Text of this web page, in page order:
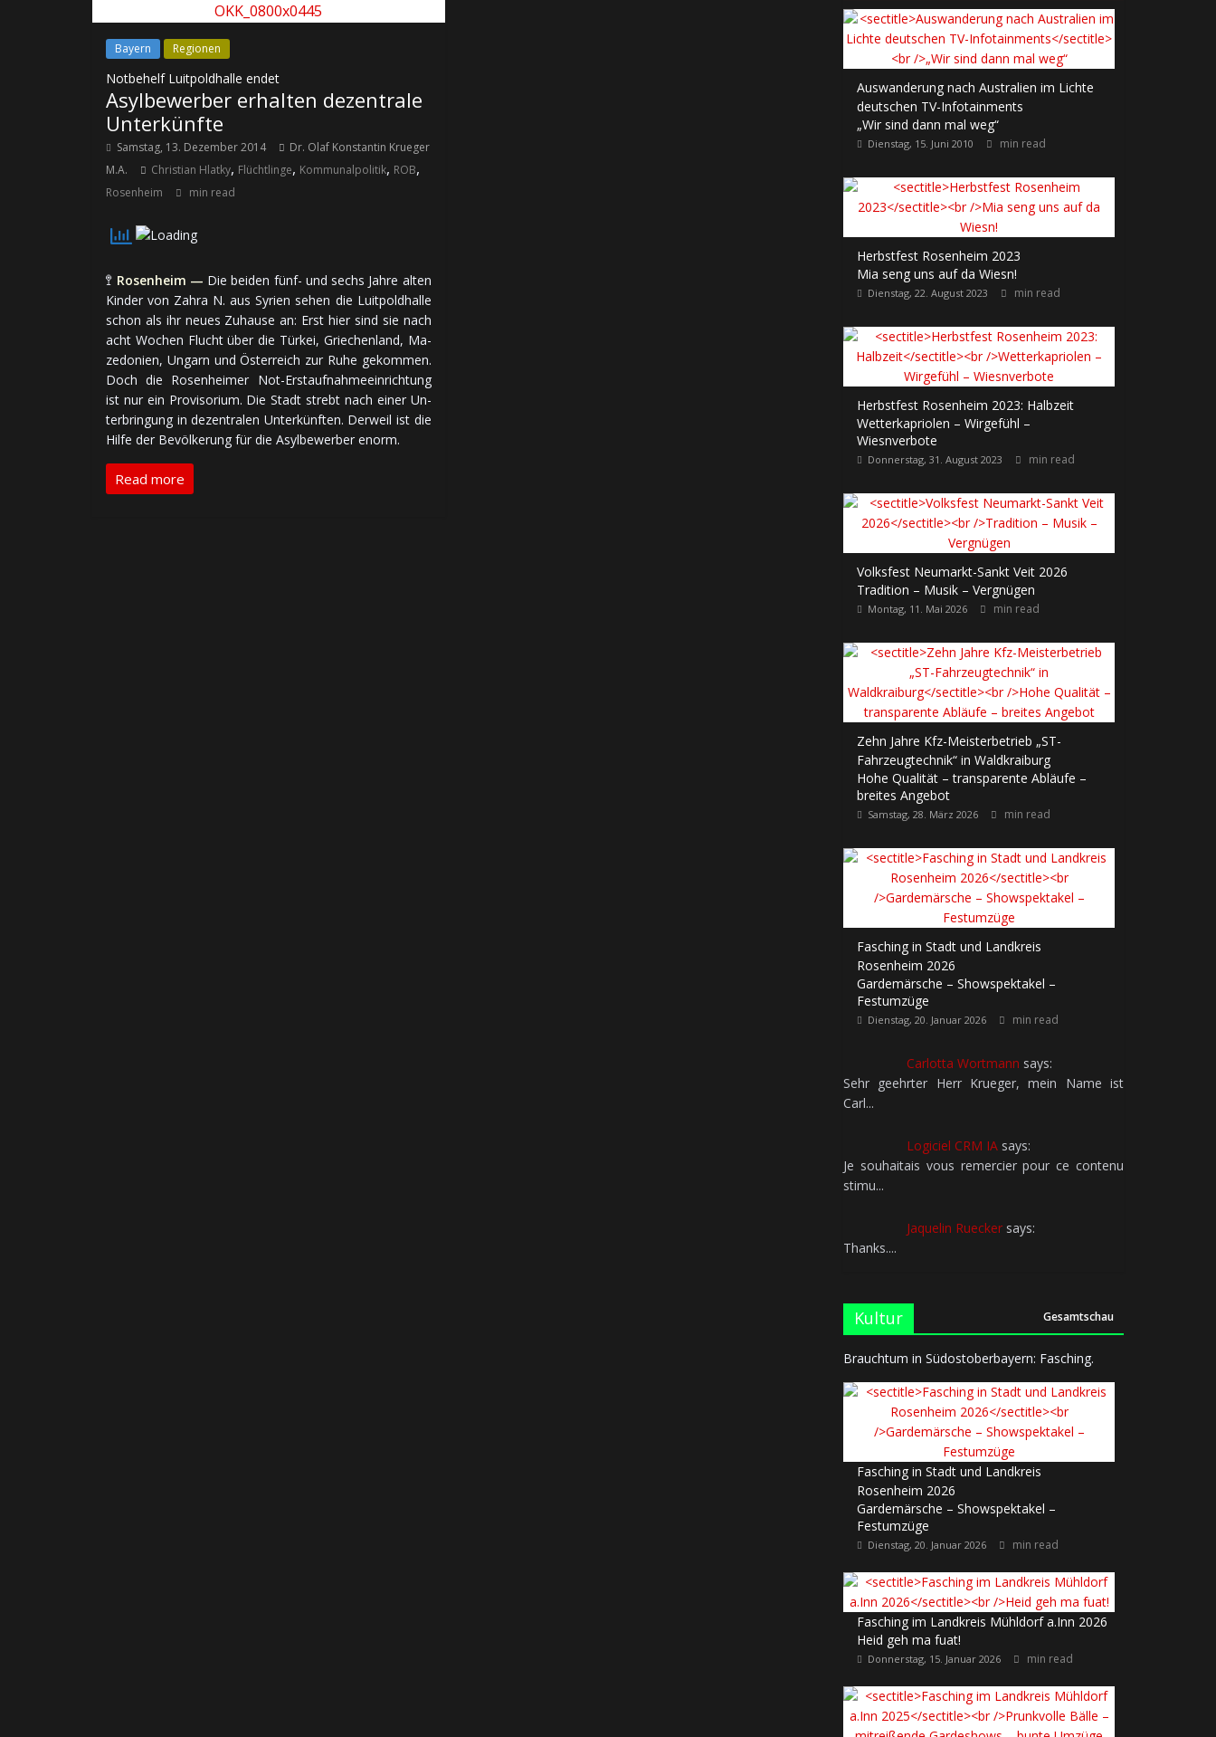
Bayern Regionen
Notbehelf Luitpoldhalle endet
Asylbewerber erhalten dezentrale
Unterkünfte
Samstag, 13. Dezember 2014
Dr. Olaf Konstantin Krueger
M.A.
Christian Hlatky, Flüchtlinge, Kommunalpolitik, ROB,
Rosenheim min read
🚏 Rosenheim — Die bei­den fünf- und sechs Jah­re al­ten
Kin­der von Zah­ra N. aus Sy­rien se­hen die Luit­pold­hal­le
schon als ihr neues Zu­hau­se an: Erst hier sind sie nach
acht Wo­chen Flucht über die Tür­kei, Grie­chen­land, Ma­
ze­do­nien, Un­garn und Ös­ter­reich zur Ru­he ge­kom­men.
Doch die Ro­sen­hei­mer Not-Erst­auf­nah­me­ein­rich­tung
ist nur ein Pro­vi­so­rium. Die Stadt strebt nach ei­ner Un­
ter­brin­gung in de­zen­tra­len Un­ter­künf­ten. Der­weil ist die
Hil­fe der Be­völ­ke­rung für die Asyl­be­wer­ber enorm.
Read more
Auswanderung nach Australien im Lichte
deutschen TV-Infotainments
„Wir sind dann mal weg“
Dienstag, 15. Juni 2010 min read
Herbstfest Rosenheim 2023
Mia seng uns auf da Wiesn!
Dienstag, 22. August 2023 min read
Herbstfest Rosenheim 2023: Halbzeit
Wetterkapriolen – Wirgefühl –
Wiesnverbote
Donnerstag, 31. August 2023 min read
Volksfest Neumarkt-Sankt Veit 2026
Tradition – Musik – Vergnügen
Montag, 11. Mai 2026 min read
Zehn Jahre Kfz-Meisterbetrieb „ST-
Fahrzeugtechnik“ in Waldkraiburg
Hohe Qualität – transparente Abläufe –
breites Angebot
Samstag, 28. März 2026 min read
Fasching in Stadt und Landkreis
Rosenheim 2026
Gardemärsche – Showspektakel –
Festumzüge
Dienstag, 20. Januar 2026 min read
Carlotta Wortmann says:
Sehr geehrter Herr Krueger, mein Name ist
Carl...
Logiciel CRM IA says:
Je souhaitais vous remercier pour ce contenu
stimu...
Jaquelin Ruecker says:
Thanks....
Kultur Gesamtschau
Brauchtum in Südostoberbayern: Fasching.
Fasching in Stadt und Landkreis
Rosenheim 2026
Gardemärsche – Showspektakel –
Festumzüge
Dienstag, 20. Januar 2026 min read
Fasching im Landkreis Mühldorf a.Inn 2026
Heid geh ma fuat!
Donnerstag, 15. Januar 2026 min read